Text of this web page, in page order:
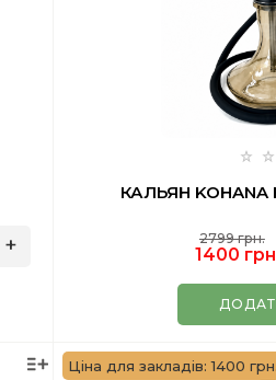
КАЛЬЯН KOHANA
2799 грн.
1400
Ціна для закладів: 1400 грн.